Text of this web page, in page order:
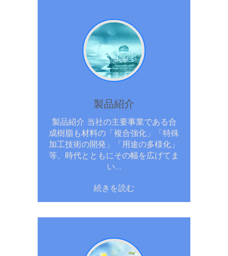
製品紹介
製品紹介 当社の主要事業である合
成樹脂も材料の「複合強化」「特殊
加工技術の開発」「用途の多様化」
等、時代とともにその幅を広げてま
い…
続きを読む